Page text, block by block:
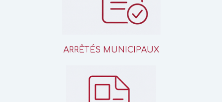
ARRÊTÉS MUNICIPAUX